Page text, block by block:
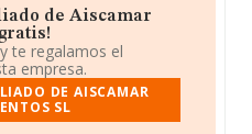
de Aiscamar
te regalamos el
empresa.
DE AISCAMAR
SL